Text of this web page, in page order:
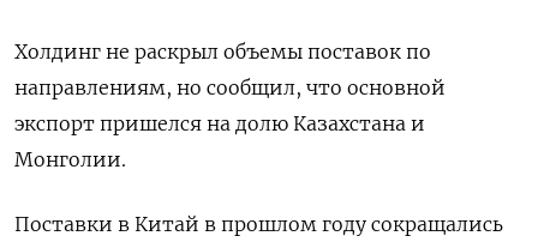
Холдинг не раскрыл объемы поставок по ​
направлениям, но сообщил, ​что ‌основной
экспорт пришелся на долю Казахстана ​и
Монголии.
Поставки в Китай в прошлом году сокращались